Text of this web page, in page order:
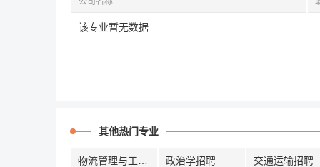
该专业暂无数据
其他热门专业
政治学招聘 交通运输招聘